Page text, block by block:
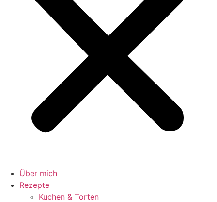
Über mich
Rezepte
Kuchen & Torten